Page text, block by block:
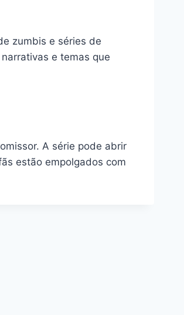
zumbis e séries de
e temas que
A série pode abrir
estão empolgados com